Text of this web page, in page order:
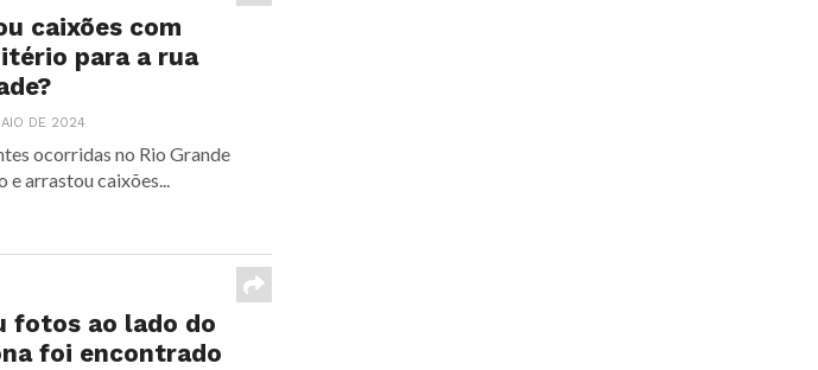
caixões com
para a rua
DE 2024
ocorridas no Rio Grande
e arrastou caixões...
fotos ao lado do
foi encontrado